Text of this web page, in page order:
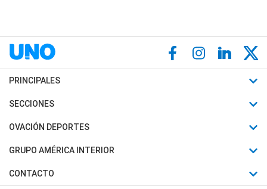
PRINCIPALES
Últimas Noticias
Política
Judiciales
SECCIONES
Horóscopo
Motores
Trucos caseros
OVACIÓN DEPORTES
Fútbol
Mundial
GRUPO AMÉRICA INTERIOR
Canal 7 en Vivo
CONTACTO